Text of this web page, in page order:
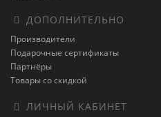
ДОПОЛНИТЕЛЬНО
Производители
Подарочные сертификаты
Партнёры
Товары со скидкой
ЛИЧНЫЙ КАБИНЕТ